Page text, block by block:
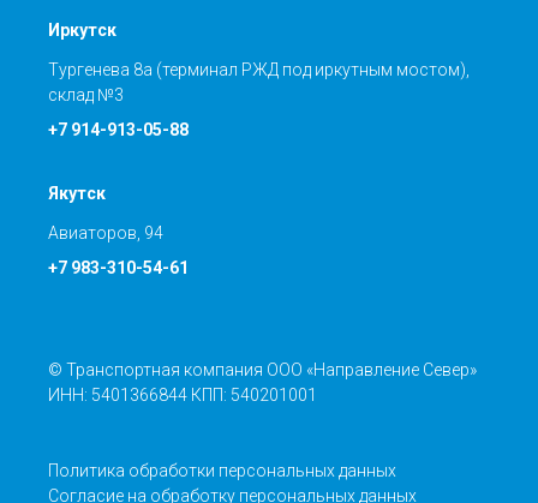
Иркутск
Тургенева 8а (терминал РЖД под иркутным мостом),
склад №3
+7 914-913-05-88
Якутск
Авиаторов, 94
+7 983-310-54-61
© Транспортная компания ООО «Направление Север»
ИНН: 5401366844 КПП: 540201001
Политика обработки персональных данных
Согласие на обработку персональных данных